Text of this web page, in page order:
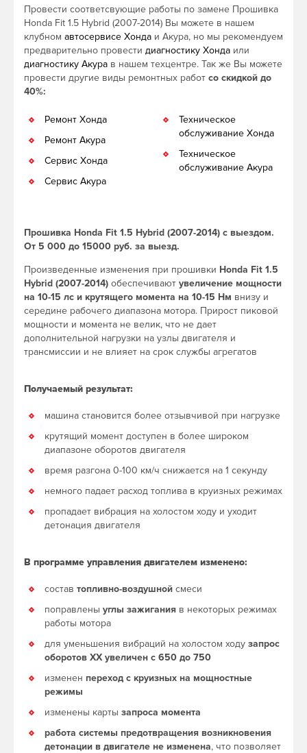
Провести соответсвующие работы по замене Прошивка
Honda Fit 1.5 Hybrid (2007-2014) Вы можете в нашем
клубном автосервисе Хонда и Акура, но мы рекомендуем
предварительно провести диагностику Хонда или
диагностику Акура в нашем техцентре. Так же Вы можете
провести другие виды ремонтных работ со скидкой до
40%:
Ремонт Хонда
Ремонт Акура
Сервис Хонда
Сервис Акура
Техническое
обслуживание Хонда
Техническое
обслуживание Акура
Прошивка Honda Fit 1.5 Hybrid (2007-2014) с выездом.
От 5 000 до 15000 руб. за выезд.
Произведенные изменения при прошивки Honda Fit 1.5
Hybrid (2007-2014) обеспечивают увеличение мощности
на 10-15 лс и крутящего момента на 10-15 Нм внизу и
середине рабочего диапазона мотора. Прирост пиковой
мощности и момента не велик, что не дает
дополнительной нагрузки на узлы двигателя и
трансмиссии и не влияет на срок службы агрегатов
Получаемый результат:
машина становится более отзывчивой при нагрузке
крутящий момент доступен в более широком
диапазоне оборотов двигателя
время разгона 0-100 км/ч снижается на 1 секунду
немного падает расход топлива в круизных режимах
пропадает вибрация на холостом ходу и уходит
детонация двигателя
В программе управления двигателем изменено:
состав топливно-воздушной смеси
поправлены углы зажигания в некоторых режимах
работы мотора
для уменьшения вибраций на холостом ходу запрос
оборотов ХХ увеличен с 650 до 750
изменен переход с круизных на мощностные
режимы
изменены карты запроса момента
работа системы предотвращения возникновения
детонации в двигателе не изменена, что позволяет